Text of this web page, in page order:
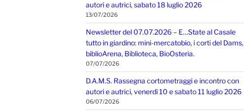
autori e autrici, sabato 18 luglio 2026
13/07/2026
Newsletter del 07.07.2026 – E…State al Casale
tutto in giardino: mini-mercatobio, i corti del Dams,
biblioArena, Biblioteca, BioOsteria.
07/07/2026
D.A.M.S. Rassegna cortometraggi e incontro con
autori e autrici, venerdì 10 e sabato 11 luglio 2026
06/07/2026